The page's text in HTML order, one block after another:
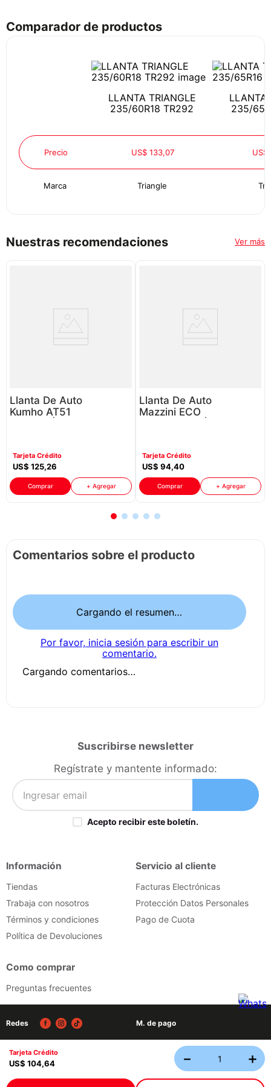
Tarjeta Crédito
US$ 104,64 ＋
－
Comparador de productos
LLANTA TRIANGLE
235/60R18 TR292
LLANTA
235/
Precio US$ 133,07 US$
Marca Triangle
Nuestras recomendaciones Ver más
Llanta De Auto
Kumho AT51
Tarjeta Crédito
US$ 125,26
Comprar + Agregar
Llanta De Auto
Mazzini ECO
Tarjeta Crédito
US$ 94,40
Comprar + Agregar
Comentarios sobre el producto
Cargando el resumen…
Por favor, inicia sesión para escribir un
comentario.
Cargando comentarios…
Suscribirse newsletter
Regístrate y mantente informado:
Acepto recibir este boletín.
Información
Tiendas
Trabaja con nosotros
Términos y condiciones
Política de Devoluciones
Servicio al cliente
Facturas Electrónicas
Protección Datos Personales
Pago de Cuota
Como comprar
Preguntas frecuentes
Redes M. de pago